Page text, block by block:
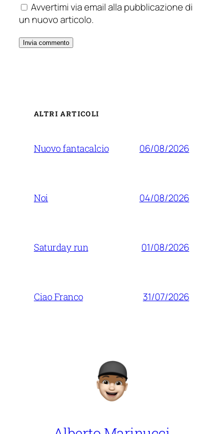
Avvertimi via email alla pubblicazione di
un nuovo articolo.
ALTRI ARTICOLI
Nuovo fantacalcio 06/08/2026
Noi 04/08/2026
Saturday run 01/08/2026
Ciao Franco 31/07/2026